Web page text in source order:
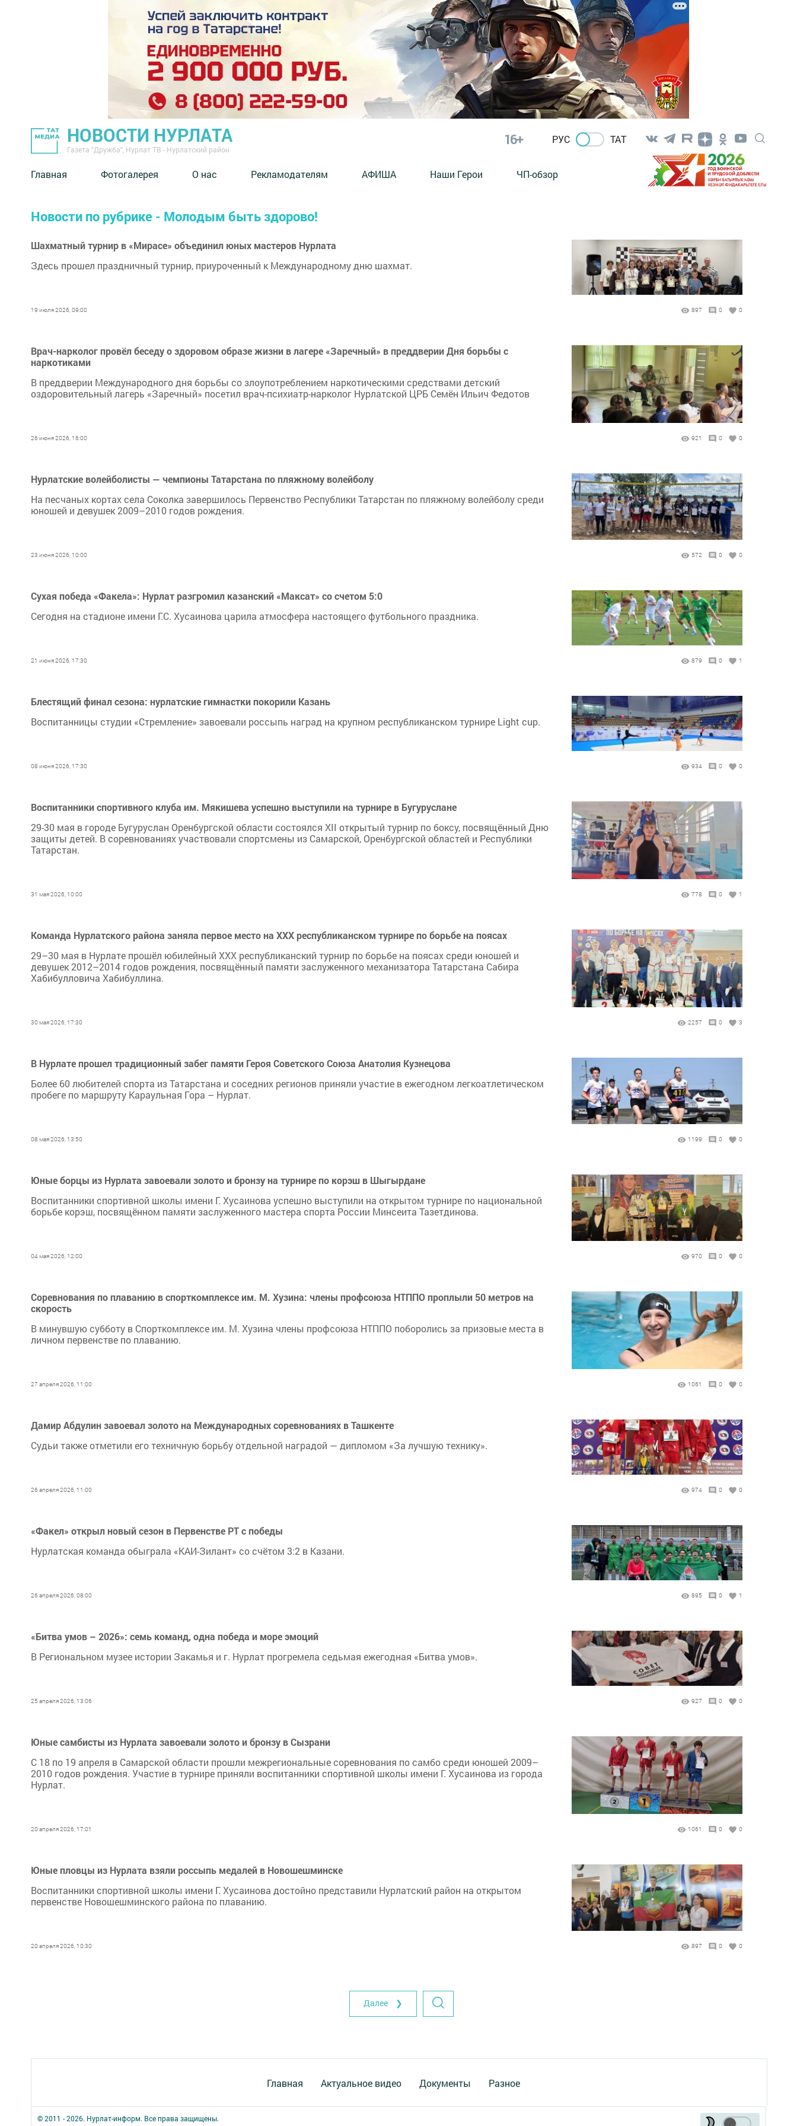
НОВОСТИ НУРЛАТА
Газета "Дружба", Нурлат ТВ - Нурлатский район
16+ РУС ТАТ
Главная Фотогалерея О нас Рекламодателям АФИША Наши Герои ЧП-обзор
Новости по рубрике - Молодым быть здорово!
Шахматный турнир в «Мирасе» объединил юных мастеров Нурлата
Здесь прошел праздничный турнир, приуроченный к Международному дню шахмат.
19 июля 2026, 09:00 897 0 0
Врач-нарколог провёл беседу о здоровом образе жизни в лагере «Заречный» в преддверии Дня борьбы с
наркотиками
В преддверии Международного дня борьбы со злоупотреблением наркотическими средствами детский
оздоровительный лагерь «Заречный» посетил врач-психиатр-нарколог Нурлатской ЦРБ Семён Ильич Федотов
26 июня 2026, 16:00 921 0 0
Нурлатские волейболисты — чемпионы Татарстана по пляжному волейболу
На песчаных кортах села Соколка завершилось Первенство Республики Татарстан по пляжному волейболу среди
юношей и девушек 2009–2010 годов рождения.
23 июня 2026, 10:00 572 0 0
Сухая победа «Факела»: Нурлат разгромил казанский «Максат» со счетом 5:0
Сегодня на стадионе имени Г.С. Хусаинова царила атмосфера настоящего футбольного праздника.
21 июня 2026, 17:30 879 0 1
Блестящий финал сезона: нурлатские гимнастки покорили Казань
Воспитанницы студии «Стремление» завоевали россыпь наград на крупном республиканском турнире Light cup.
08 июня 2026, 17:30 934 0 0
Воспитанники спортивного клуба им. Мякишева успешно выступили на турнире в Бугуруслане
29-30 мая в городе Бугуруслан Оренбургской области состоялся XII открытый турнир по боксу, посвящённый Дню
защиты детей. В соревнованиях участвовали спортсмены из Самарской, Оренбургской областей и Республики
Татарстан.
31 мая 2026, 10:00 778 0 1
Команда Нурлатского района заняла первое место на XXX республиканском турнире по борьбе на поясах
29–30 мая в Нурлате прошёл юбилейный XXX республиканский турнир по борьбе на поясах среди юношей и
девушек 2012–2014 годов рождения, посвящённый памяти заслуженного механизатора Татарстана Сабира
Хабибулловича Хабибуллина.
30 мая 2026, 17:30 2257 0 3
В Нурлате прошел традиционный забег памяти Героя Советского Союза Анатолия Кузнецова
Более 60 любителей спорта из Татарстана и соседних регионов приняли участие в ежегодном легкоатлетическом
пробеге по маршруту Караульная Гора – Нурлат.
08 мая 2026, 13:50 1199 0 0
Юные борцы из Нурлата завоевали золото и бронзу на турнире по корэш в Шыгырдане
Воспитанники спортивной школы имени Г. Хусаинова успешно выступили на открытом турнире по национальной
борьбе корэш, посвящённом памяти заслуженного мастера спорта России Минсеита Тазетдинова.
04 мая 2026, 12:00 970 0 0
Соревнования по плаванию в спорткомплексе им. М. Хузина: члены профсоюза НТППО проплыли 50 метров на
скорость
В минувшую субботу в Спорткомплексе им. М. Хузина члены профсоюза НТППО поборолись за призовые места в
личном первенстве по плаванию.
27 апреля 2026, 11:00 1061 0 0
Дамир Абдулин завоевал золото на Международных соревнованиях в Ташкенте
Судьи также отметили его техничную борьбу отдельной наградой — дипломом «За лучшую технику».
26 апреля 2026, 11:00 974 0 0
«Факел» открыл новый сезон в Первенстве РТ с победы
Нурлатская команда обыграла «КАИ-Зилант» со счётом 3:2 в Казани.
26 апреля 2026, 08:00 895 0 1
«Битва умов – 2026»: семь команд, одна победа и море эмоций
В Региональном музее истории Закамья и г. Нурлат прогремела седьмая ежегодная «Битва умов».
25 апреля 2026, 13:06 927 0 0
Юные самбисты из Нурлата завоевали золото и бронзу в Сызрани
С 18 по 19 апреля в Самарской области прошли межрегиональные соревнования по самбо среди юношей 2009–
2010 годов рождения. Участие в турнире приняли воспитанники спортивной школы имени Г. Хусаинова из города
Нурлат.
20 апреля 2026, 17:01 1061 0 0
Юные пловцы из Нурлата взяли россыпь медалей в Новошешминске
Воспитанники спортивной школы имени Г. Хусаинова достойно представили Нурлатский район на открытом
первенстве Новошешминского района по плаванию.
20 апреля 2026, 10:30 897 0 0
Далее ❯
Главная Актуальное видео Документы Разное
© 2011 - 2026. Нурлат-⁠информ. Все права защищены.